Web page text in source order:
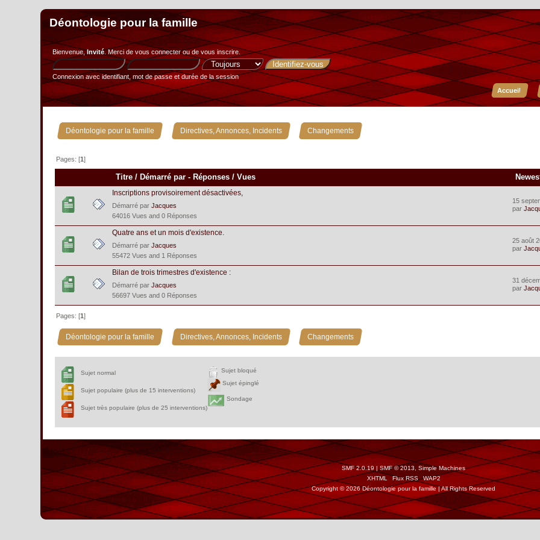
Déontologie pour la famille
Bienvenue,Invité. Merci devous connecterou devous inscrire.
Connexion avec identifiant, mot de passe et durée de la session
Accueil
Déontologie pour la famille » Directives, Annonces, Incidents » Changements
Pages: [1]
Titre / Démarré par - Réponses /Vues
Inscriptions provisoirement désactivées,
Démarré parJacques
64016 Vues and 0 Réponses
15
par
Quatre ans et un mois d'existence.
Démarré parJacques
55472 Vues and 1 Réponses
25 août
par
Bilan de trois trimestres d'existence :
Démarré parJacques
56697 Vues and 0 Réponses
31
par
Pages: [1]
Déontologie pour la famille » Directives, Annonces, Incidents » Changements
Sujet normal
Sujet populaire (plus de 15 interventions)
Sujet très populaire (plus de 25 interventions)
Sujet bloqué
Sujet épinglé
Sondage
SMF 2.0.19 | SMF © 2013
Simple Machines
XHTML
Flux RSS
WAP2
Copyright © 2026 Déontologie pour la famille | All Rights Reserved